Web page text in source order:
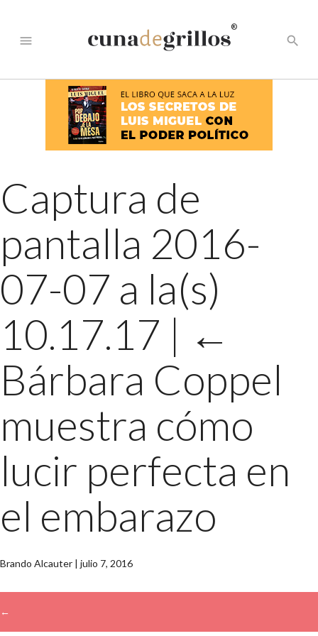
menu
®
search
Captura de
pantalla 2016-
07-07 a la(s)
10.17.17 | ←
Bárbara Coppel
muestra cómo
lucir perfecta en
el embarazo
Brando Alcauter | julio 7, 2016
←